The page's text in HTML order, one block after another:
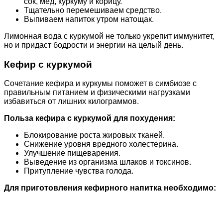
Тщательно перемешиваем средство.
Выпиваем напиток утром натощак.
Лимонная вода с куркумой не только укрепит иммунитет,
но и придаст бодрости и энергии на целый день.
Кефир с куркумой
Сочетание кефира и куркумы поможет в симбиозе с
правильным питанием и физическими нагрузками
избавиться от лишних килограммов.
Польза кефира с куркумой для похудения:
Блокирование роста жировых тканей.
Снижение уровня вредного холестерина.
Улучшение пищеварения.
Выведение из организма шлаков и токсинов.
Притупление чувства голода.
Для приготовления кефирного напитка необходимо: